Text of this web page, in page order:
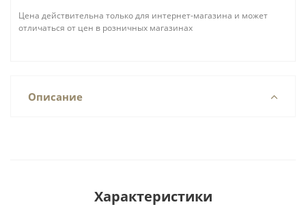
Цена действительна только для интернет-магазина и может
отличаться от цен в розничных магазинах
Описание
Характеристики